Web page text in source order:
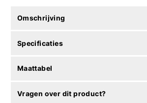
Omschrijving
Specificaties
Maattabel
Vragen over dit product?